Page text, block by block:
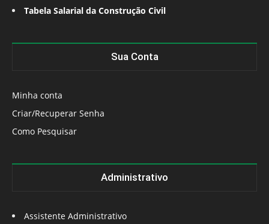
Tabela Salarial da Construção Civil
Sua Conta
Minha conta
Criar/Recuperar Senha
Como Pesquisar
Administrativo
Assistente Administrativo